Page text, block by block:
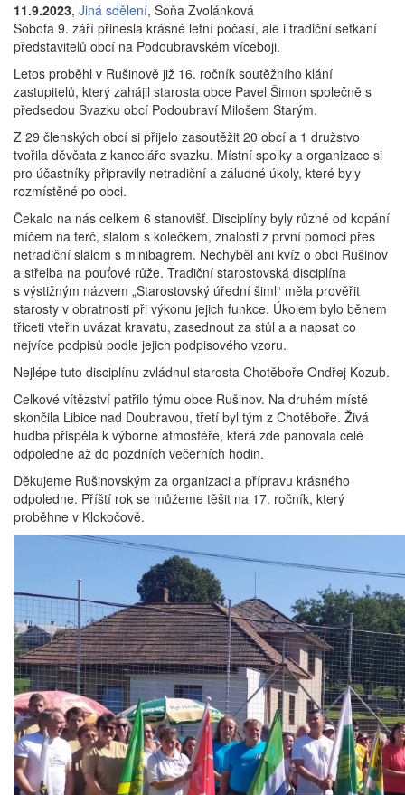
11.9.2023, Jiná sdělení, Soňa Zvolánková
Sobota 9. září přinesla krásné letní počasí, ale i tradiční setkání
představitelů obcí na Podoubravském víceboji.
Letos proběhl v Rušinově již 16. ročník soutěžního klání
zastupitelů, který zahájil starosta obce Pavel Šimon společně s
předsedou Svazku obcí Podoubraví Milošem Starým.
Z 29 členských obcí si přijelo zasoutěžit 20 obcí a 1 družstvo
tvořila děvčata z kanceláře svazku. Místní spolky a organizace si
pro účastníky připravily netradiční a záludné úkoly, které byly
rozmístěné po obci.
Čekalo na nás celkem 6 stanovišť. Disciplíny byly různé od kopání
míčem na terč, slalom s kolečkem, znalosti z první pomoci přes
netradiční slalom s minibagrem. Nechyběl ani kvíz o obci Rušinov
a střelba na pouťové růže. Tradiční starostovská disciplína
s výstižným názvem „Starostovský úřední šiml“ měla prověřit
starosty v obratnosti při výkonu jejich funkce. Úkolem bylo během
třiceti vteřin uvázat kravatu, zasednout za stůl a a napsat co
nejvíce podpisů podle jejich podpisového vzoru.
Nejlépe tuto disciplínu zvládnul starosta Chotěboře Ondřej Kozub.
Celkové vítězství patřilo týmu obce Rušinov. Na druhém místě
skončila Libice nad Doubravou, třetí byl tým z Chotěboře. Živá
hudba přispěla k výborné atmosféře, která zde panovala celé
odpoledne až do pozdních večerních hodin.
Děkujeme Rušinovským za organizaci a přípravu krásného
odpoledne. Příští rok se můžeme těšit na 17. ročník, který
proběhne v Klokočově.